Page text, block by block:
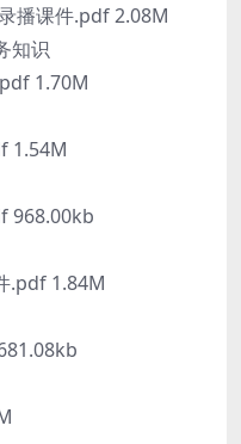
播课件.pdf 2.08M
知识
1.70M
1.54M
968.00kb
.pdf 1.84M